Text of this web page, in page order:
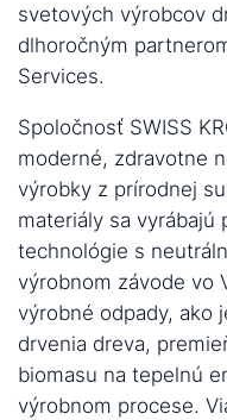
svetových výrobcov
dlhoročným
Services.
Spoločnosť SWISS
moderné, zdravotne
výrobky z prírodnej
materiály sa vyrábajú
technológie s
výrobnom závode vo
výrobné odpady, ako
drvenia dreva,
biomasu na tepelnú
výrobnom procese.